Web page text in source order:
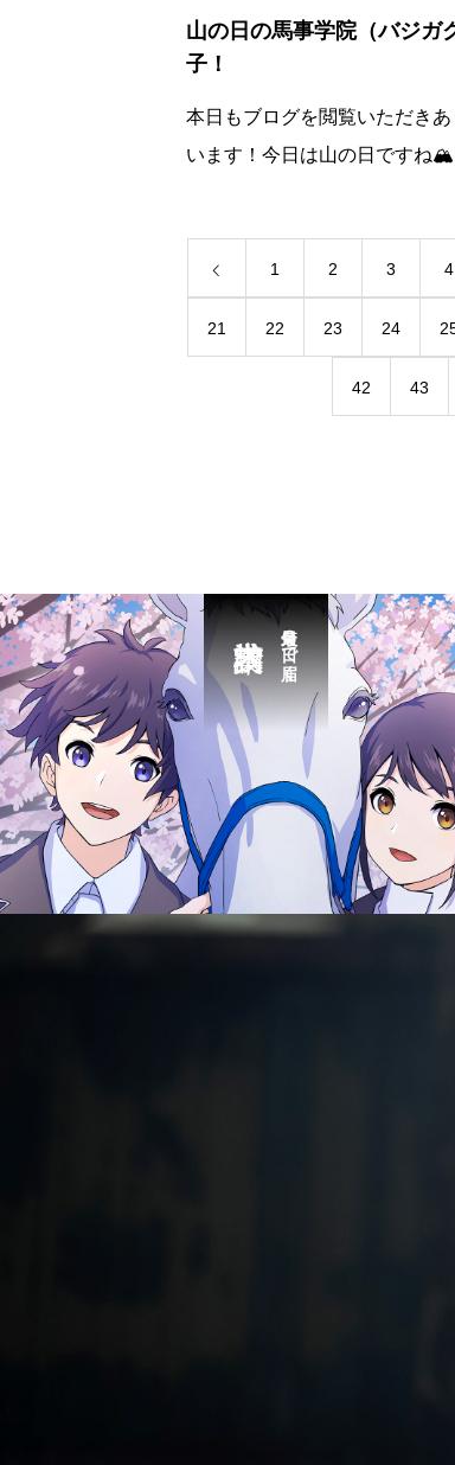
山の日の馬事学院（バジガ
子！
本日もブログを閲覧いただき
います！今日は山の日ですね🏔
みは順番に交代でと
1 2 3 4
21 22 23 24
42 43
最短３日で届く